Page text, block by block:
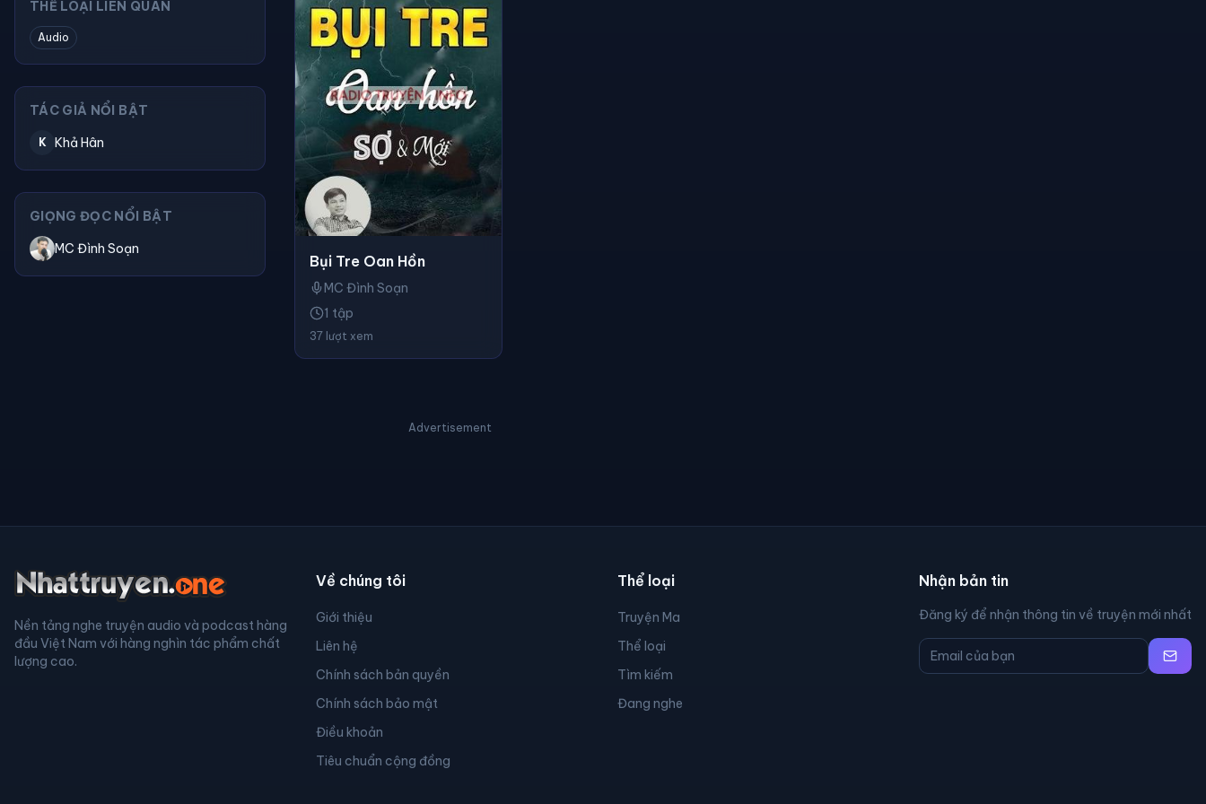
THỂ LOẠI LIÊN QUAN
Audio
TÁC GIẢ NỔI BẬT
K Khả Hân
GIỌNG ĐỌC NỔI BẬT
MC Đình Soạn
Bụi Tre Oan Hồn
MC Đình Soạn
1 tập
37 lượt xem
Advertisement
Nền tảng nghe truyện audio và podcast hàng
đầu Việt Nam với hàng nghìn tác phẩm chất
lượng cao.
Về chúng tôi
Giới thiệu
Liên hệ
Chính sách bản quyền
Chính sách bảo mật
Điều khoản
Tiêu chuẩn cộng đồng
Thể loại
Truyện Ma
Thể loại
Tìm kiếm
Đang nghe
Nhận bản tin
Đăng ký để nhận thông tin về truyện mới nhất